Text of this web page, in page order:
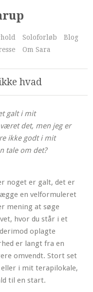
Soloforløb
Blog
Om Sara
hvad
galt i mit
det, men jeg er
ikke godt i mit
tale om det?
noget er galt, det er
en velformuleret
mening at søge
hvor du står i et
oplagte
er langt fra en
omvendt. Stort set
i mit terapilokale,
til en start.